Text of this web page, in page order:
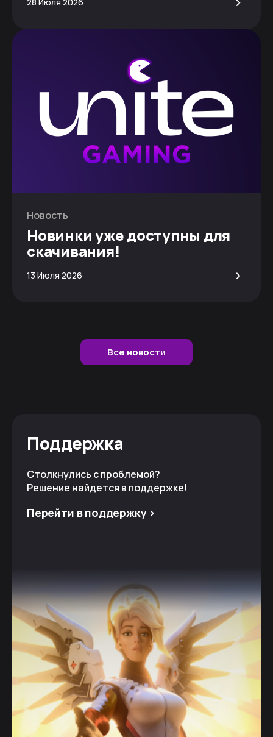
Новость
Новинки уже доступны для
скачивания!
13 Июля 2026 >
Все новости
Поддержка
Столкнулись с проблемой?
Решение найдется в поддержке!
Перейти в поддержку >